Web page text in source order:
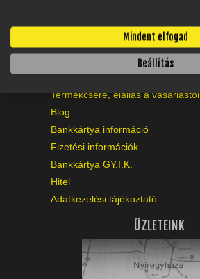
ASZF Szabályzat
Szállítási Információk
Termékcsere, elállás a vásárlástól
Blog
Bankkártya információ
Fizetési információk
Bankkártya GY.I.K.
Hitel
Adatkezelési tájékoztató
ÜZLETEINK
Mindent elfogad
Beállítás